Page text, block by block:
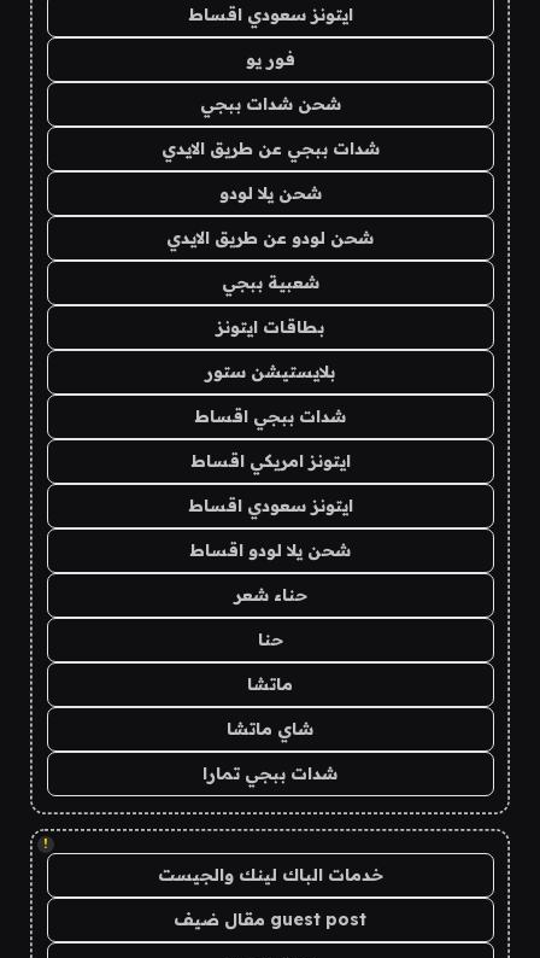
ايتونز سعودي اقساط
فور يو
شحن شدات ببجي
شدات ببجي عن طريق الايدي
شحن يلا لودو
شحن لودو عن طريق الايدي
شعبية ببجي
بطاقات ايتونز
بلايستيشن ستور
شدات ببجي اقساط
ايتونز امريكي اقساط
ايتونز سعودي اقساط
شحن يلا لودو اقساط
حناء شعر
حنا
ماتشا
شاي ماتشا
شدات ببجي تمارا
!
خدمات الباك لينك والجيست
guest post مقال ضيف